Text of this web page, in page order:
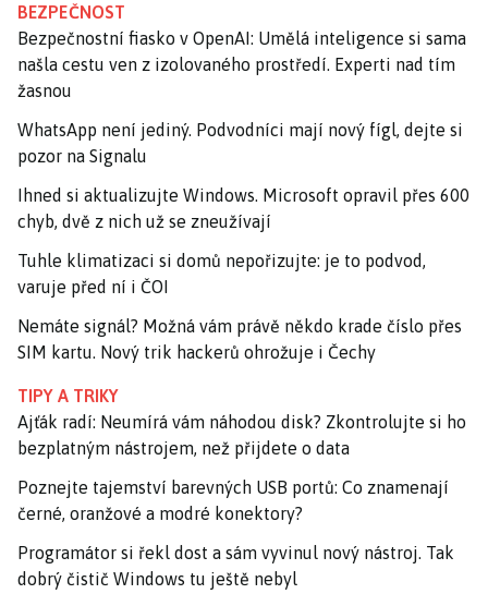
BEZPEČNOST
Bezpečnostní fiasko v OpenAI: Umělá inteligence si sama
našla cestu ven z izolovaného prostředí. Experti nad tím
žasnou
WhatsApp není jediný. Podvodníci mají nový fígl, dejte si
pozor na Signalu
Ihned si aktualizujte Windows. Microsoft opravil přes 600
chyb, dvě z nich už se zneužívají
Tuhle klimatizaci si domů nepořizujte: je to podvod,
varuje před ní i ČOI
Nemáte signál? Možná vám právě někdo krade číslo přes
SIM kartu. Nový trik hackerů ohrožuje i Čechy
TIPY A TRIKY
Ajťák radí: Neumírá vám náhodou disk? Zkontrolujte si ho
bezplatným nástrojem, než přijdete o data
Poznejte tajemství barevných USB portů: Co znamenají
černé, oranžové a modré konektory?
Programátor si řekl dost a sám vyvinul nový nástroj. Tak
dobrý čistič Windows tu ještě nebyl